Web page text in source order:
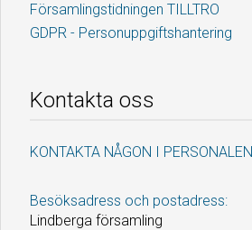
Församlingstidningen TILLTRO
GDPR - Personuppgiftshantering
Kontakta oss
KONTAKTA NÅGON I PERSONALEN
Besöksadress och postadress:
Lindberga församling